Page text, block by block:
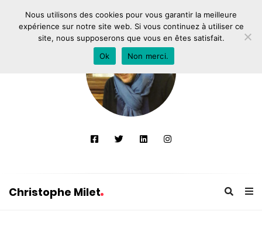
Christophe Milet
Nous utilisons des cookies pour vous garantir la meilleure
expérience sur notre site web. Si vous continuez à utiliser ce
site, nous supposerons que vous en êtes satisfait.
Ok
Non merci.